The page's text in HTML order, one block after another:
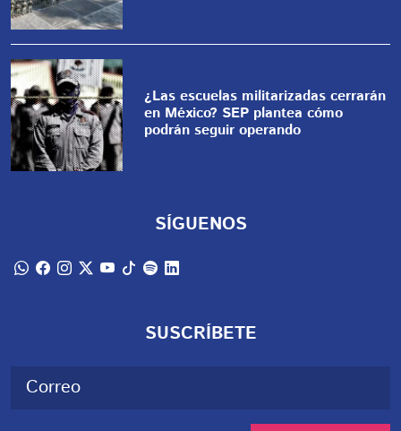
¿Las escuelas militarizadas cerrarán
en México? SEP plantea cómo
podrán seguir operando
SÍGUENOS
SUSCRÍBETE